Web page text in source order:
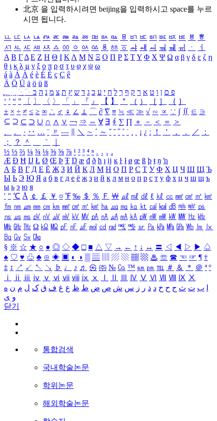
北京 을 입력하시려면 beijing을 입력하시고 space를 누르
시면 됩니다.
ㅥ ㅦ ㅧ ㅨ ㅩ ㅪ ㅫ ㅬ ㅭ ㅮ ㅯ ㅰ ㅱ ㅲ ㅳ ㅴ ㅵ ㅶ ㅷ ㅸ
ㅹ
ㅺ ㅻ ㅼ ㅽ ㅾ ㅿ ㆀ ㆁ ㆂ ㆃ ㆄ ㆅ ㆆ ㆇ ㆈ ㆉ ㆊ ㆋ ㆌ ㆍ
ㆎ
Α Β ΓΔ Ε Ζ Η Θ Ι ΚΛ Μ Ν Ξ Ο Π Ρ Σ ΤΥ Φ Χ Ψ Ω α β γ δ ε ζ η
θ ι κ λ μ ν ξ ο π ρ σ τ υ φ χ ψ ω
á à Á À é è É È ç Ç ê
Ä Ö Ü ä ö ü ß
ִֶֹ ֻּ ׁׂ פ ם ן ו ט א ר ק ף ך ל ח י ע כ ג ד ש ץ ת צ מ נ ה ב
‘ ’ “ ” 〔 〕 〈 〉 「 」 『 』 【 】 ＂ （ ） ［ ］ ｛ ｝
± × ÷ ≠ ≤ ≥ ∞ ∴ ♂ ♀ ∠ ⊥ ⌒ ∂ ∇ ≡ ≒ ≪ ≫ √ ∽ ∝ ∵ ∫ ∬ ∈ ∋
⊆ ⊇ ⊂ ⊃ ∪ ∩ ∧ ∨ ￢ ⇒ ⇔ ∀ ∃ ∮ ∑ ∏ ＋ － ＜ ＝
＞
、
。 · ‥ … ¨ 〃 ― ＼ ∼ ´ ～ ˇ ˘ ˝ ˚ ˙ ¸ ¡ ¿ ː ！ ＇ ， ． ／
：
；
？ ＾ ｀
½ ⅓ ⅔ ¼ ¾ ⅛ ⅜ ⅝ ⅞ ¹ ² ³ ⁴ ⁿ ₁ ₂ ₃ ₄
Æ Ð Ħ Ĳ Ł Ø Œ Þ Ŧ Ŋ æ đ ð ħ ı ĳ ĸ ŀ ł ø œ ß þ ŧ ŋ ŉ
А Б В Г Д Е Ё Ж З И Й К Л М Н О П Р С Т У Ф Х Ц Ч Ш Щ Ъ
Ы Ь Э Ю Я а б в г д е ё ж з и й к л м н о п р с т у ф х ц ч ш щ ъ
ы ь э ю я
′ ″ ℃ Å ￠ ￡ ￥ ¤ ℉ ‰ ＄ ％ Ｆ ￦ ㎕ ㎖ ㎗ ℓ ㎘ ㏄ ㎣ ㎤ ㎥ ㎦
㎙ ㎚ ㎛ ㎜ ㎝ ㎞ ㎟ ㎠ ㎡ ㎢ ㏊ ㎍ ㎎ ㎏ ㏏ ㎈ ㎉ ㏈ ㎧ ㎨ ㎰
㎱ ㎲ ㎳ ㎴ ㎵ ㎶ ㎷ ㎸ ㎹ ㎀ ㎁ ㎂ ㎃ ㎄ ㎺ ㎻ ㎽ ㎾ ㎿ ㎐ ㎑
㎒ ㎓ ㎔ Ω ㏀ ㏁ ㎊ ㎋ ㎌ ㏖ ㏅ ㎭ ㎮ ㎯ ㏛ ㎩ ㎪ ㎫ ㎬ ㏝ ㏐
㏓
㏃ ㏉ ㏜ ㏆
§ ※ ☆ ★ ○ ● ◎ ◇ ◆ □ ■ △ ▽ → ← ↑ ↓ ↔ 〓 ◁ ◀ ▷ ▶ ♤
♠ ♡ ♥ ♧ ♣ ⊙ ◈ ▣ ◐ ◑ ▒ ▤ ▨ ▧ ▦ ▩ ♨ ☏ ☎ ☜ ☞ ¶ †
‡ ↕ ↗ ↙ ↖ ↘ ♭ ♩ ♪ ♬ ㉿ ㈜ № ㏇ ™ ㏂ ㏘ ℡ ＃ ＆ ＊ ＠ ª º
ⅰ
ⅱ ⅲ ⅳ ⅴ ⅵ ⅶ ⅷ ⅸ ⅹ Ⅳ Ⅴ Ⅵ Ⅶ Ⅷ Ⅸ Ⅹ
ب ت ث ج ح خ د ذ ر ز س ش ص ض ط ظ ع غ ف ق ک ل م ن ه
و ی
닫기
통합검색
국내학술논문
학위논문
해외학술논문